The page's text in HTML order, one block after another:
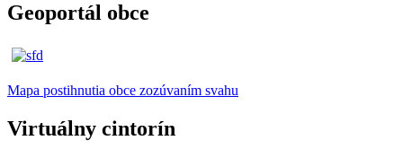
Geoportál obce
Mapa postihnutia obce zozúvaním svahu
Virtuálny cintorín